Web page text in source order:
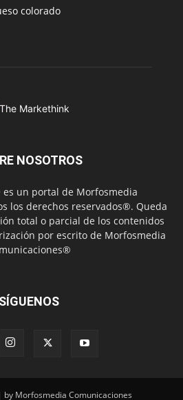
colorado
NOSOTROS
un portal de Morfosmedia
los derechos reservados®. Queda
total o parcial de los contenidos
por escrito de Morfosmedia
SÍGUENOS
Morfosmedia Comunicaciones